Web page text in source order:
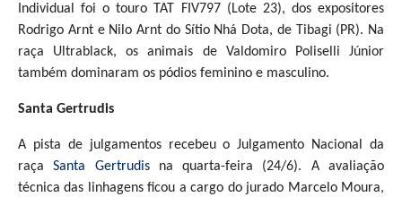
Individual foi o touro TAT FIV797 (Lote 23), dos expositores
Rodrigo Arnt e Nilo Arnt do Sítio Nhá Dota, de Tibagi (PR). Na
raça Ultrablack, os animais de Valdomiro Poliselli Júnior
também dominaram os pódios feminino e masculino.
Santa Gertrudis
A pista de julgamentos recebeu o Julgamento Nacional da
raçaSanta Gertrudisna quarta-feira (24/6). A avaliação
técnica das linhagens ficou a cargo do jurado Marcelo Moura,